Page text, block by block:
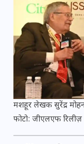
मशहूर लेखक सुरेंद्र मोहन
फोटो: जीएलएफ रिलीज़